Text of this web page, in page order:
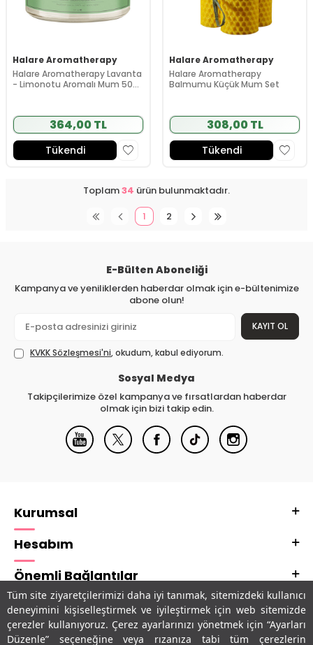
Tüm site ziyaretçilerimizi daha iyi tanımak, sitemizdeki kullanıcı
deneyimini kişiselleştirmek ve iyileştirmek için web sitemizde
çerezler kullanıyoruz. Çerez ayarlarınızı yönetmek için “Ayarları
Düzenle” seçeneğine veya rızanıza tabi tüm çerezlerin
Halare Aromatherapy
Halare Aromatherapy Lavanta
- Limonotu Aromalı Mum 50
364,00 TL
Tükendi
Halare Aromatherapy
Halare Aromatherapy
Balmumu Küçük Mum Set
308,00 TL
Tükendi
Toplam34 ürün bulunmaktadır.
1
2
E-Bülten Aboneliği
Kampanya ve yeniliklerden haberdar olmak için e-bültenimize
abone olun!
KAYIT OL
KVKK Sözleşmesi'ni, okudum, kabul ediyorum.
Sosyal Medya
Takipçilerimize özel kampanya ve fırsatlardan haberdar
olmak için bizi takip edin.
Kurumsal
Hesabım
Önemli Bağlantılar
Adres & İletişim
Uygulamalarımız